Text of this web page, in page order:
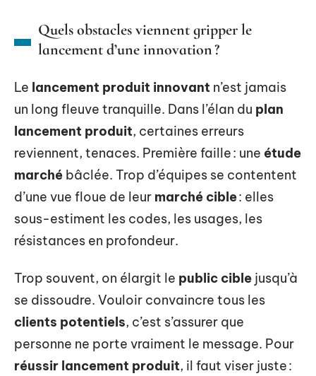
Quels obstacles viennent gripper le
lancement d’une innovation ?
Le lancement produit innovant n’est jamais
un long fleuve tranquille. Dans l’élan du plan
lancement produit, certaines erreurs
reviennent, tenaces. Première faille : une étude
marché bâclée. Trop d’équipes se contentent
d’une vue floue de leur marché cible: elles
sous-estiment les codes, les usages, les
résistances en profondeur.
Trop souvent, on élargit le public cible jusqu’à
se dissoudre. Vouloir convaincre tous les
clients potentiels, c’est s’assurer que
personne ne porte vraiment le message. Pour
réussir lancement produit, il faut viser juste :